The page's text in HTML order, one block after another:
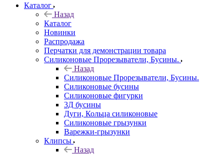
Каталог
Назад
Каталог
Новинки
Распродажа
Перчатки для демонстрации товара
Силиконовые Прорезыватели, Бусины.
Назад
Силиконовые Прорезыватели, Бусины.
Силиконовые бусины
Силиконовые фигурки
3Д бусины
Дуги, Кольца силиконовые
Силиконовые грызунки
Варежки-грызунки
Клипсы
Назад